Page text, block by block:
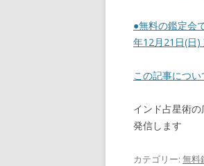
●無料の鑑定会
年12月21日(日)
この記事につ
インド占星術
発信します
カテゴリー: 無料